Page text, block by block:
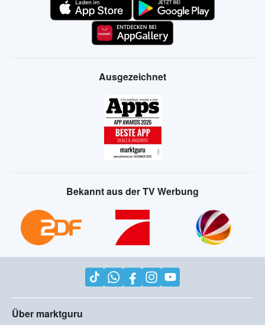
Ausgezeichnet
Bekannt aus der TV Werbung
Über marktguru